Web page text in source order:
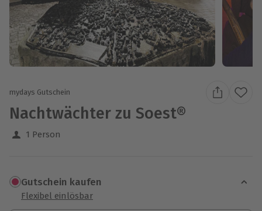
mydays Gutschein
Nachtwächter zu Soest®
1 Person
Gutschein kaufen
Flexibel einlösbar